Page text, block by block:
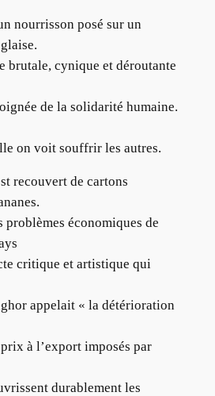
nourrisson posé sur un
brutale, cynique et déroutante
de la solidarité humaine.
on voit souffrir les autres.
recouvert de cartons
économiques de
critique et artistique qui
appelait « la détérioration
à l’export imposés par
durablement les